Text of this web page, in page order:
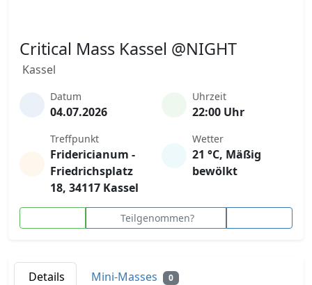
Critical Mass Kassel @NIGHT
Kassel
Datum
04.07.2026
Uhrzeit
22:00 Uhr
Treffpunkt
Fridericianum -
Friedrichsplatz
18, 34117 Kassel
Wetter
21 °C, Mäßig
bewölkt
Teilgenommen?
Details Mini-Masses 0